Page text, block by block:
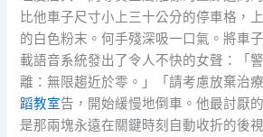
比他車子尺寸小上三十公分的停車格，
的白色粉末。何手殘深吸一口氣。將車
載語音系統發出了令人不快的女聲：「
離：無限趨近於零。」「請考慮放棄治
蹈教室告，開始緩慢地倒車。他最討厭
是那兩塊永遠在關鍵時刻自動收折的後